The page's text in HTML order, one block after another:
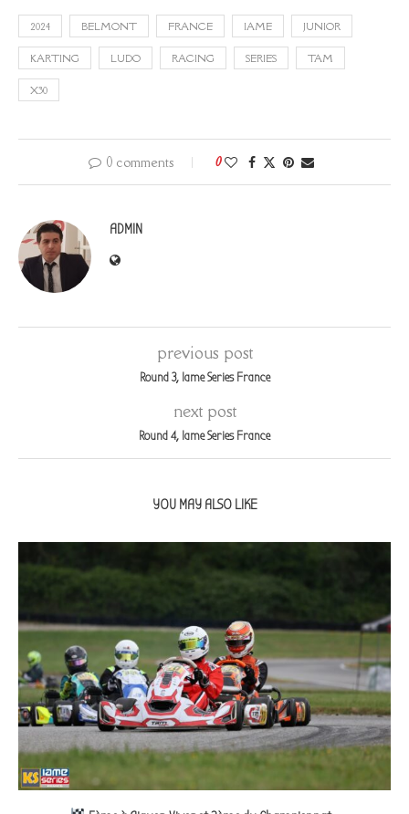
2024 BELMONT FRANCE IAME JUNIOR
KARTING LUDO RACING SERIES TAM
X30
0 comments 0
ADMIN
previous post
Round 3, Iame Series France
next post
Round 4, Iame Series France
YOU MAY ALSO LIKE